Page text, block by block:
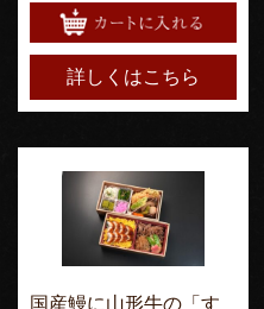
詳しくはこちら
国産鰻に山形牛の「す